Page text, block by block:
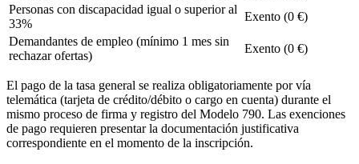
Personas con discapacidad igual o superior al
33%
Exento (0 €)
Demandantes de empleo (mínimo 1 mes sin
rechazar ofertas)
Exento (0 €)
El pago de la tasa general se realiza obligatoriamente por vía
telemática (tarjeta de crédito/débito o cargo en cuenta) durante el
mismo proceso de firma y registro del Modelo 790. Las exenciones
de pago requieren presentar la documentación justificativa
correspondiente en el momento de la inscripción.